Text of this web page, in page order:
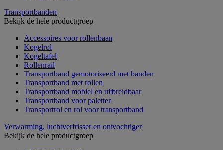
Transportbanden
Bekijk de hele productgroep
Accessoires voor rollenbaan
Kogelrol
Kogeltafel
Rollenrail
Transportband gemotoriseerd met banden
Transportband met rollen
Transportband mobiel en uitbreidbaar
Transportband voor paletten
Transportrol en rol voor transportband
Verwarming, luchtverfrisser en ontvochtiger
Bekijk de hele productgroep